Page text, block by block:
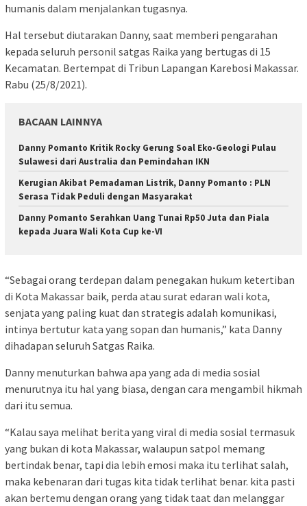
humanis dalam menjalankan tugasnya.
Hal tersebut diutarakan Danny, saat memberi pengarahan
kepada seluruh personil satgas Raika yang bertugas di 15
Kecamatan. Bertempat di Tribun Lapangan Karebosi Makassar.
Rabu (25/8/2021).
BACAAN LAINNYA
Danny Pomanto Kritik Rocky Gerung Soal Eko-Geologi Pulau
Sulawesi dari Australia dan Pemindahan IKN
Kerugian Akibat Pemadaman Listrik, Danny Pomanto : PLN
Serasa Tidak Peduli dengan Masyarakat
Danny Pomanto Serahkan Uang Tunai Rp50 Juta dan Piala
kepada Juara Wali Kota Cup ke-VI
“Sebagai orang terdepan dalam penegakan hukum ketertiban
di Kota Makassar baik, perda atau surat edaran wali kota,
senjata yang paling kuat dan strategis adalah komunikasi,
intinya bertutur kata yang sopan dan humanis,” kata Danny
dihadapan seluruh Satgas Raika.
Danny menuturkan bahwa apa yang ada di media sosial
menurutnya itu hal yang biasa, dengan cara mengambil hikmah
dari itu semua.
“Kalau saya melihat berita yang viral di media sosial termasuk
yang bukan di kota Makassar, walaupun satpol memang
bertindak benar, tapi dia lebih emosi maka itu terlihat salah,
maka kebenaran dari tugas kita tidak terlihat benar. kita pasti
akan bertemu dengan orang yang tidak taat dan melanggar